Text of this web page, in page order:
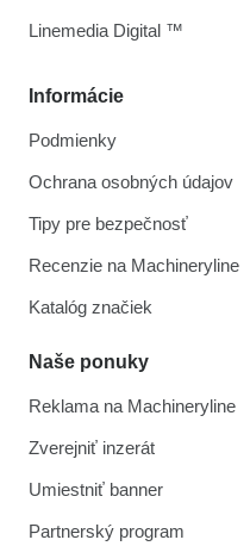
Informácie
Podmienky
Ochrana osobných údajov
Tipy pre bezpečnosť
Recenzie na Machineryline
Katalóg značiek
Naše ponuky
Reklama na Machineryline
Zverejniť inzerát
Umiestniť banner
Partnerský program
Linemedia Digital ™